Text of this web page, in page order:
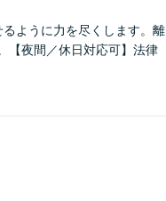
ように力を尽くします。離
【夜間／休日対応可】法律